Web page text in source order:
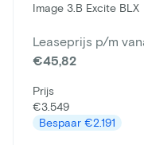
Image 3.B Excite BLX
Leaseprijs p/m
€45,82
Prijs
€3.549
Bespaar €2.191